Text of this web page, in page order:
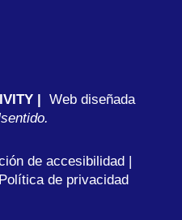
| Web diseñada
de accesibilidad|
Política de privacidad